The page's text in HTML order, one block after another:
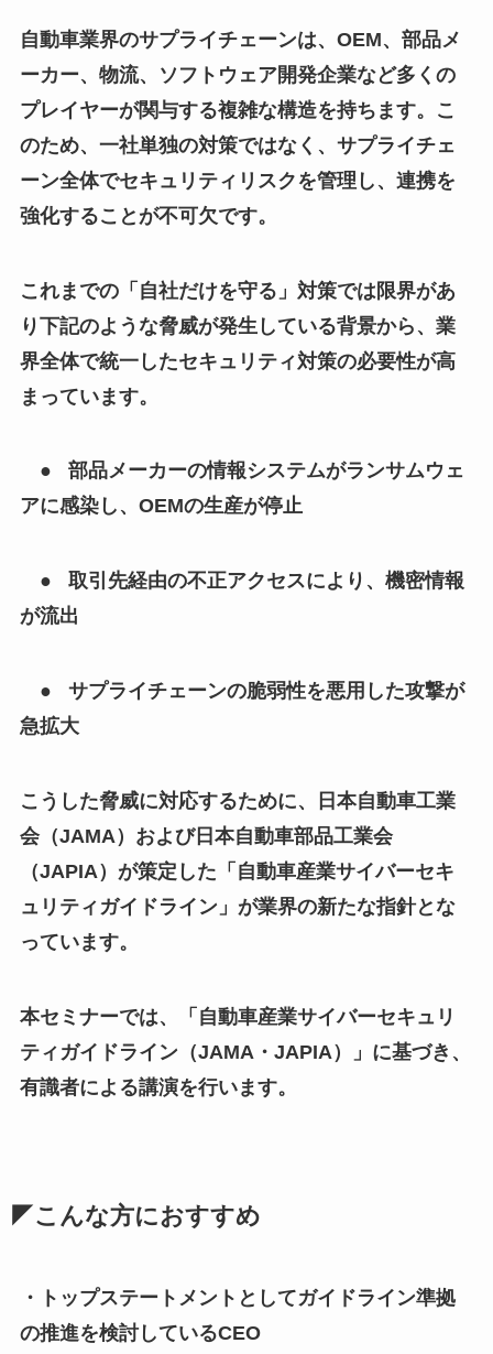
自動車業界のサプライチェーンは、OEM、部品メ
ーカー、物流、ソフトウェア開発企業など多くの
プレイヤーが関与する複雑な構造を持ちます。こ
のため、一社単独の対策ではなく、サプライチェ
ーン全体でセキュリティリスクを管理し、連携を
強化することが不可欠です。
これまでの「自社だけを守る」対策では限界があ
り下記のような脅威が発生している背景から、業
界全体で統一したセキュリティ対策の必要性が高
まっています。
● 部品メーカーの情報システムがランサムウェ
アに感染し、OEMの生産が停止
● 取引先経由の不正アクセスにより、機密情報
が流出
● サプライチェーンの脆弱性を悪用した攻撃が
急拡大
こうした脅威に対応するために、日本自動車工業
会（JAMA）および日本自動車部品工業会
（JAPIA）が策定した「自動車産業サイバーセキ
ュリティガイドライン」が業界の新たな指針とな
っています。
本セミナーでは、「自動車産業サイバーセキュリ
ティガイドライン（JAMA・JAPIA）」に基づき、
有識者による講演を行います。
◤こんな方におすすめ
・トップステートメントとしてガイドライン準拠
の推進を検討しているCEO